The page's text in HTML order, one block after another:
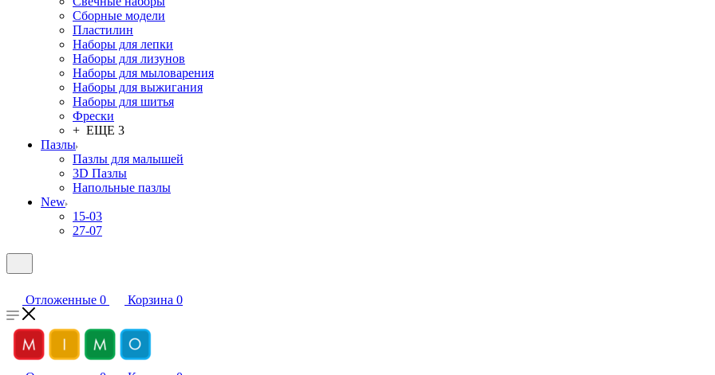
Сборные модели
Пластилин
Наборы для лепки
Наборы для лизунов
Наборы для мыловарения
Наборы для выжигания
Наборы для шитья
Фрески
+ ЕЩЕ 3
Пазлы
Пазлы для малышей
3D Пазлы
Напольные пазлы
New
15-03
27-07
Отложенные 0 Корзина 0